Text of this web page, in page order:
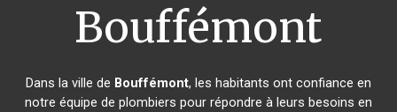
Bouffémont
Dans la ville de Bouffémont, les habitants ont confiance en
notre équipe de plombiers pour répondre à leurs besoins en